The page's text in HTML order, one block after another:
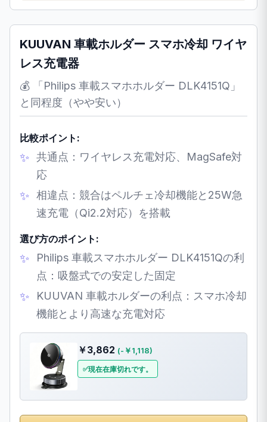
KUUVAN 車載ホルダー スマホ冷却 ワイヤ
レス充電器
💰 「Philips 車載スマホホルダー DLK4151Q」
と同程度（やや安い）
比較ポイント:
共通点：ワイヤレス充電対応、MagSafe対
応
相違点：競合はペルチェ冷却機能と25W急
速充電（Qi2.2対応）を搭載
選び方のポイント:
Philips 車載スマホホルダー DLK4151Qの利
点：吸盤式での安定した固定
KUUVAN 車載ホルダーの利点：スマホ冷却
機能とより高速な充電対応
￥3,862 (-￥1,118)
現在在庫切れです。